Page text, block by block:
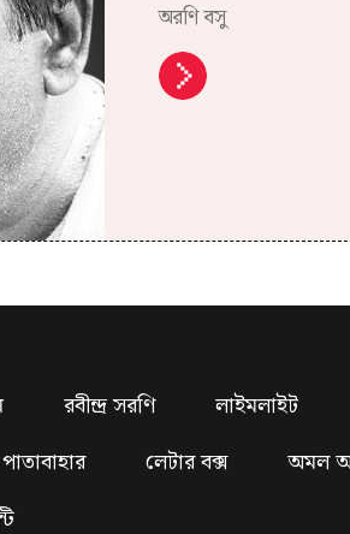
অরণি বসু
রবীন্দ্র সরণি লাইমলাইট
পাতাবাহার লেটার বক্স অমল